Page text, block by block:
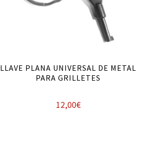
LLAVE PLANA UNIVERSAL DE METAL
PARA GRILLETES
12,00€